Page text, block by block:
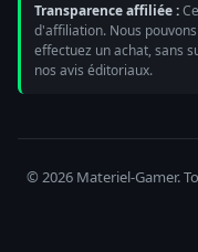
Transparence affiliée :
d'affiliation. Nous
effectuez un achat, sans
nos avis éditoriaux.
© 2026 Materiel-Gamer.